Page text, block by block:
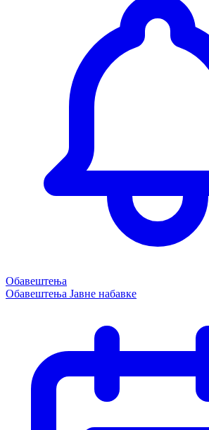
Обавештења
Обавештења Јавне набавке